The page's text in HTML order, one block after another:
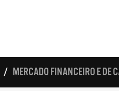
MERCADO FINANCEIRO E DE